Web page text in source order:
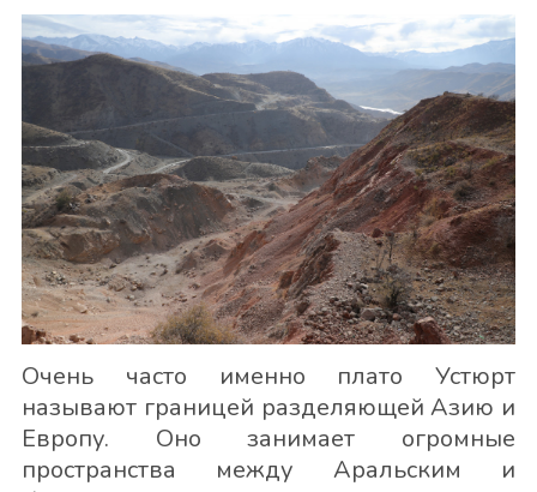
Очень часто именно плато Устюрт
называют границей разделяющей Азию и
Европу. Оно занимает огромные
пространства между Аральским и